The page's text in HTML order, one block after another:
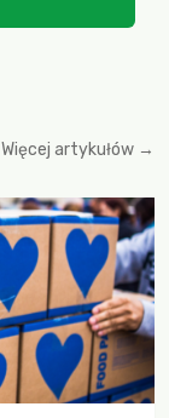
Więcej artykułów →